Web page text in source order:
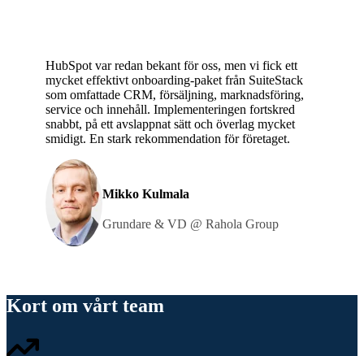
HubSpot var redan bekant för oss, men vi fick ett
mycket effektivt onboarding-paket från SuiteStack
som omfattade CRM, försäljning, marknadsföring,
service och innehåll. Implementeringen fortskred
snabbt, på ett avslappnat sätt och överlag mycket
smidigt. En stark rekommendation för företaget.
Mikko Kulmala
Grundare & VD @ Rahola Group
Kort om vårt team